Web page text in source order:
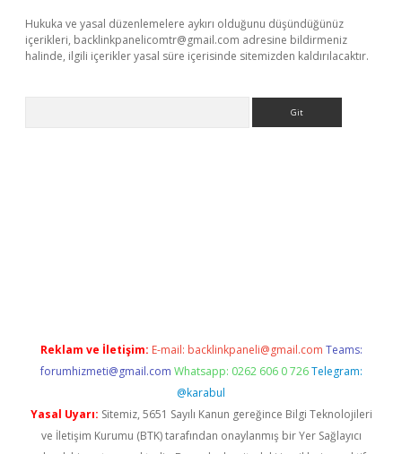
Hukuka ve yasal düzenlemelere aykırı olduğunu düşündüğünüz
içerikleri, backlinkpanelicomtr@gmail.com adresine bildirmeniz
halinde, ilgili içerikler yasal süre içerisinde sitemizden kaldırılacaktır.
Reklam ve İletişim: E-mail: backlinkpaneli@gmail.com Teams:
forumhizmeti@gmail.com Whatsapp: 0262 606 0 726 Telegram:
@karabul
Yasal Uyarı: Sitemiz, 5651 Sayılı Kanun gereğince Bilgi Teknolojileri
ve İletişim Kurumu (BTK) tarafından onaylanmış bir Yer Sağlayıcı